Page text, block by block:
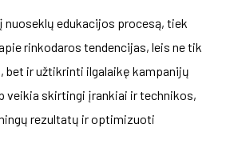
nuoseklų edukacijos procesą, tiek
rinkodaros tendencijas, leis ne tik
bet ir užtikrinti ilgalaikę kampanijų
veikia skirtingi įrankiai ir technikos,
rezultatų ir optimizuoti